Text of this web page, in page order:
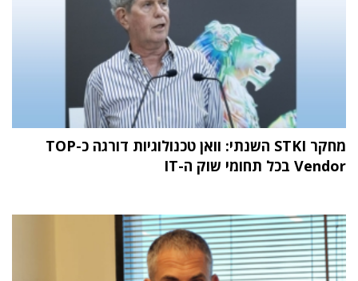
מחקר STKI השנתי: וואן טכנולוגיות דורגה כ-TOP
Vendor בכל תחומי שוק ה-IT